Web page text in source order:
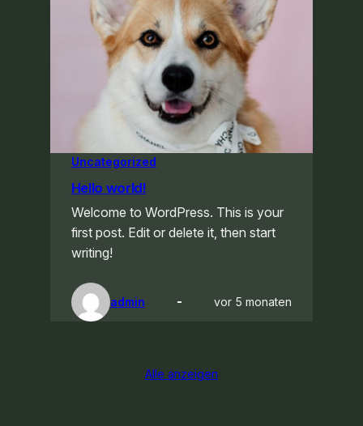
Uncategorized
Hello world!
Welcome to WordPress. This is your
first post. Edit or delete it, then start
writing!
admin vor 5 monaten
Alle anzeigen